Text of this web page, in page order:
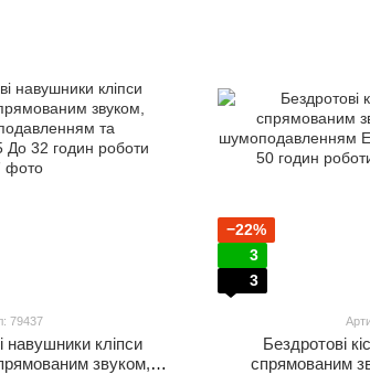
79437
навушники кліпси
звуком,
−22%
3
3
Бездротові
спрямованим